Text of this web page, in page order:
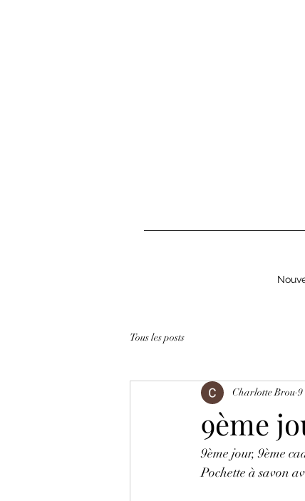
Tous les posts
9ème
Charlotte Brou 9
9ème jour, 9ème
Pochette à savon